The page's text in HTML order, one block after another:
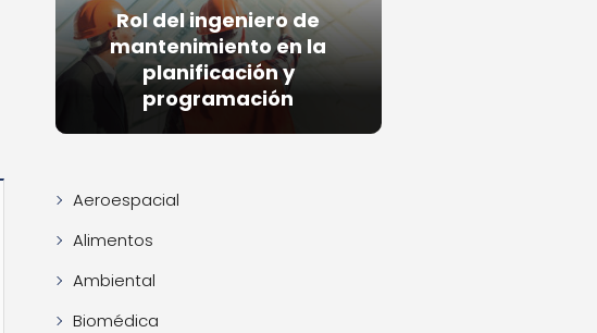
Rol del ingeniero de
mantenimiento en la
planificación y
programación
Aeroespacial
Alimentos
Ambiental
Biomédica